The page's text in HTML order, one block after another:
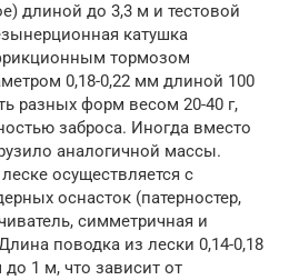
длиной до 3,3 м и тестовой
катушка
тормозом
0,18-0,22 мм длиной 100
разных форм весом 20-40 г,
заброса. Иногда вместо
аналогичной массы.
осуществляется с
оснасток (патерностер,
симметричная и
поводка из лески 0,14-0,18
1 м, что зависит от